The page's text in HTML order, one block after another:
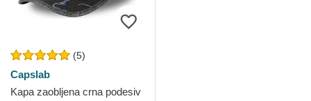
(5)
Capslab
Kapa zaobljena crna podesiv